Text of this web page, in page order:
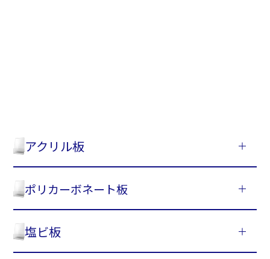
アクリル板
ポリカーボネート板
塩ビ板